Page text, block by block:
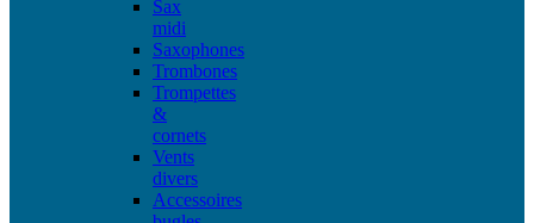
Sax
midi
Saxophones
Trombones
Trompettes
&
cornets
Vents
divers
Accessoires